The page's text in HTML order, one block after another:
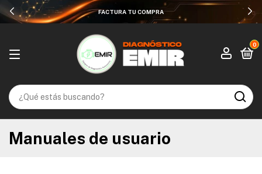
HASTA 12 MESES SIN INTERESES
0
Manuales de usuario